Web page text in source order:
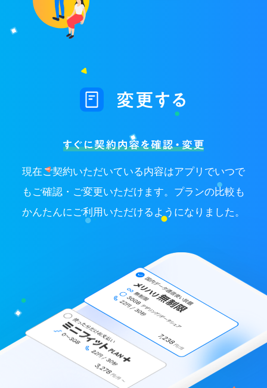
現在ご契約いただいている内容はアプリでいつで
もご確認・ご変更いただけます。プランの比較も
かんたんにご利用いただけるようになりました。